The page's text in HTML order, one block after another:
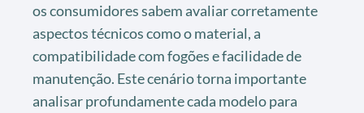
os consumidores sabem avaliar corretamente
aspectos técnicos como o material, a
compatibilidade com fogões e facilidade de
manutenção. Este cenário torna importante
analisar profundamente cada modelo para